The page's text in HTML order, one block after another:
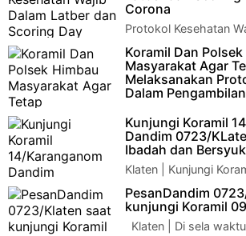
Corona
Protokol Kesehatan
dan Scoring Day
CoronaKodim Karanganyar — Protokol
Koramil Dan
Masyarakat Agar
Melaksanakan
Dalam
dan Polsek melakukan pendampingan serta
pendistribusian Bantuan …
Kunjungi Koramil
Dandim 0723/
Ibadah dan
Klaten | Kunjungi
Dandim 0723/KLaten
dan Bersyukur "Kunjungi Koramil 14/
PesanDandim
kunjungi Koramil
Klaten | Di sela